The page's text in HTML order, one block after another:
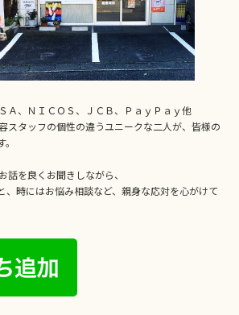
Ａ、ＮＩＣＯＳ、ＪＣＢ、ＰａｙＰａｙ他
スタッフの個性の違うユニークな二人が、皆様の
を良くお聞きしながら、
、時にはお悩み相談など、親身な応対を心がけて